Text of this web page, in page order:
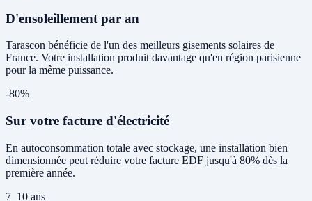
D'ensoleillement par an
Tarascon bénéficie de l'un des meilleurs gisements solaires de
France. Votre installation produit davantage qu'en région parisienne
pour la même puissance.
-80%
Sur votre facture d'électricité
En autoconsommation totale avec stockage, une installation bien
dimensionnée peut réduire votre facture EDF jusqu'à 80% dès la
première année.
7–10 ans